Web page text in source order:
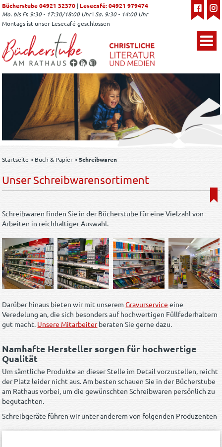
Bücherstube 04921 32370 | Lesecafé: 04921 979474
Mo. bis Fr. 9:30 - 17:30/18:00 Uhr ǀ Sa. 9:30 - 14:00 Uhr
Montags ist unser Lesecafé geschlossen
Startseite » Buch & Papier»Schreibwaren
Unser Schreibwarensortiment
Schreibwaren finden Sie in der Bücherstube für eine Vielzahl von
Arbeiten in reichhaltiger Auswahl.
Darüber hinaus bieten wir mit unseremGravurservice eine
Veredelung an, die sich besonders auf hochwertigen Füllfederhaltern
gut macht. Unsere Mitarbeiterberaten Sie gerne dazu.
Namhafte Hersteller sorgen für hochwertige
Qualität
Um sämtliche Produkte an dieser Stelle im Detail vorzustellen, reicht
der Platz leider nicht aus. Am besten schauen Sie in der Bücherstube
am Rathaus vorbei, um die gewünschten Schreibwaren persönlich zu
begutachten.
Schreibgeräte führen wir unter anderem von folgenden Produzenten